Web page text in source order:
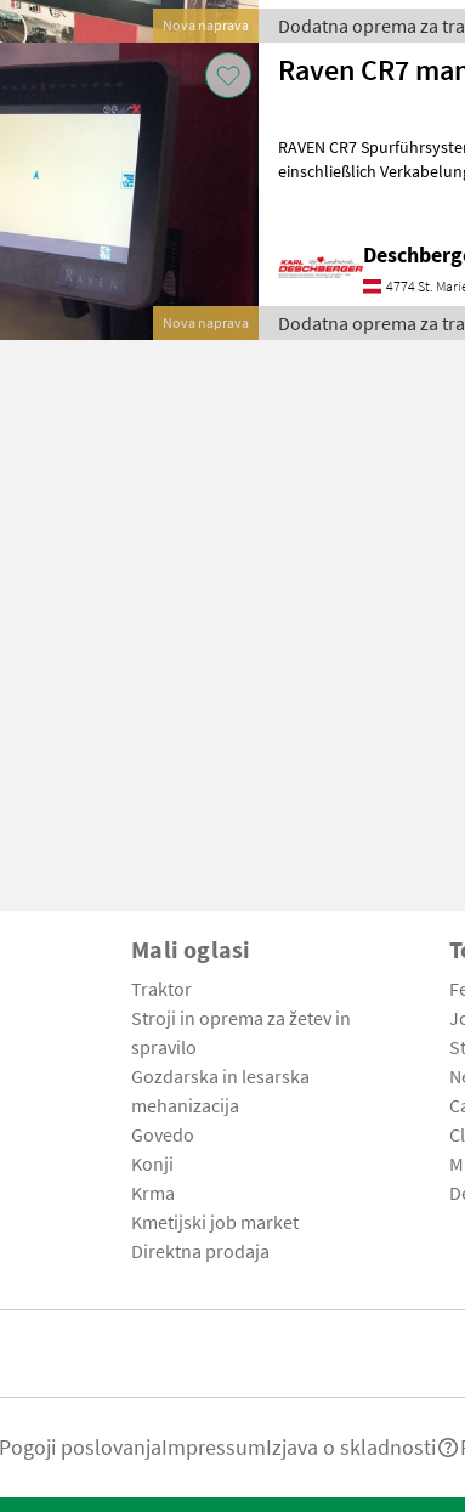
Nova naprava Dodatna oprema za
Nova naprava
Raven CR7
RAVEN CR7 Spurführsystem mit
einschließlich
4774 St.
Dodatna oprema za
Mali oglasi
Traktor
Stroji in oprema za žetev in
spravilo
Gozdarska in lesarska
mehanizacija
Govedo
Konji
Krma
Kmetijski job market
Direktna prodaja
Pogoji poslovanjaImpressumIzjava o skladnosti